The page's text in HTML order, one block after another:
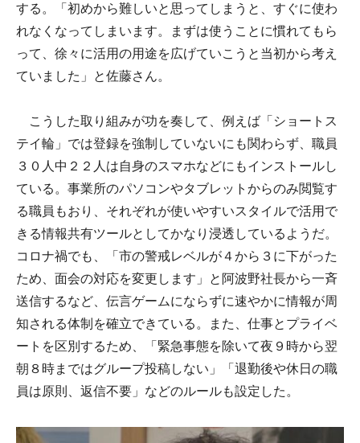
する。「初めから難しいと思ってしまうと、すぐに使わ
れなくなってしまいます。まずは使うことに慣れてもら
って、徐々に活用の用途を広げていこうと当初から考え
ていました」と佐藤さん。
こうした取り組みが功を奏して、例えば「ショートス
テイ輪」では登録を強制していないにも関わらず、職員
３０人中２２人は自身のスマホなどにもインストールし
ている。事業所のパソコンやタブレットからのみ閲覧す
る職員もおり、それぞれが使いやすいスタイルで活用で
きる情報共有ツールとしてかなり浸透しているようだ。
コロナ禍でも、「市の警戒レベルが４から３に下がった
ため、面会の対応を変更します」と阿波野社長から一斉
送信するなど、伝言ゲームにならずに速やかに情報が周
知される体制を確立できている。また、仕事とプライベ
ートを区別するため、「緊急事態を除いて夜９時から翌
朝８時まではグループ投稿しない」「退勤後や休日の職
員は原則、返信不要」などのルールも設定した。